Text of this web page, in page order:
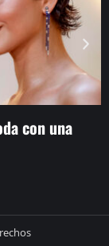
con una